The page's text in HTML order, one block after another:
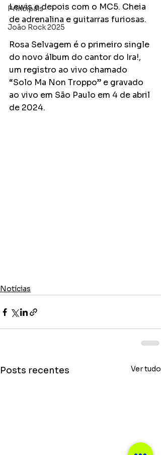
Principais
João Rock 2025
Lewis e depois com o MC5. Cheia
de adrenalina e guitarras furiosas.
Rosa Selvagem é o primeiro single
do novo álbum do cantor do Ira!,
um registro ao vivo chamado
“Solo Ma Non Troppo” e gravado
ao vivo em São Paulo em 4 de abril
de 2024.
Notícias
Posts recentes Ver tudo